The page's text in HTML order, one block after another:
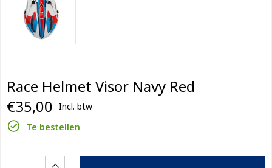
Race Helmet Visor Navy Red
€35,00 Incl. btw
Te bestellen